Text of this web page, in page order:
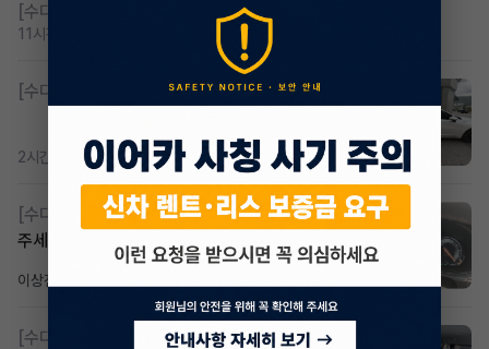
[수다방] 저신용 무심사 or 신차 렌트 찾으시는분!!
11시간 전
[수다방] K8 하이브리드 (풀옵션) 758,780원
2시간 전 조회 362댓글 2
[수다방]
Gv70 승계자분 구합니다 지원금 협의연락
주세요
이상진
[수다방] 소렌토 2.5 T&스타리아9인승디젤 2운전자